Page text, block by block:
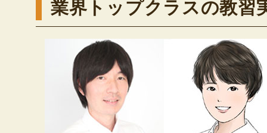
業界トップクラスの教習